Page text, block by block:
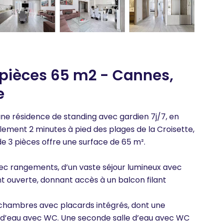
65 m2 - Cannes,
résidence de standing avec gardien 7j/7, en
2 minutes à pied des plages de la Croisette,
pièces offre une surface de 65 m².
rangements, d’un vaste séjour lumineux avec
ouverte, donnant accès à un balcon filant
avec placards intégrés, dont une
avec WC. Une seconde salle d’eau avec WC